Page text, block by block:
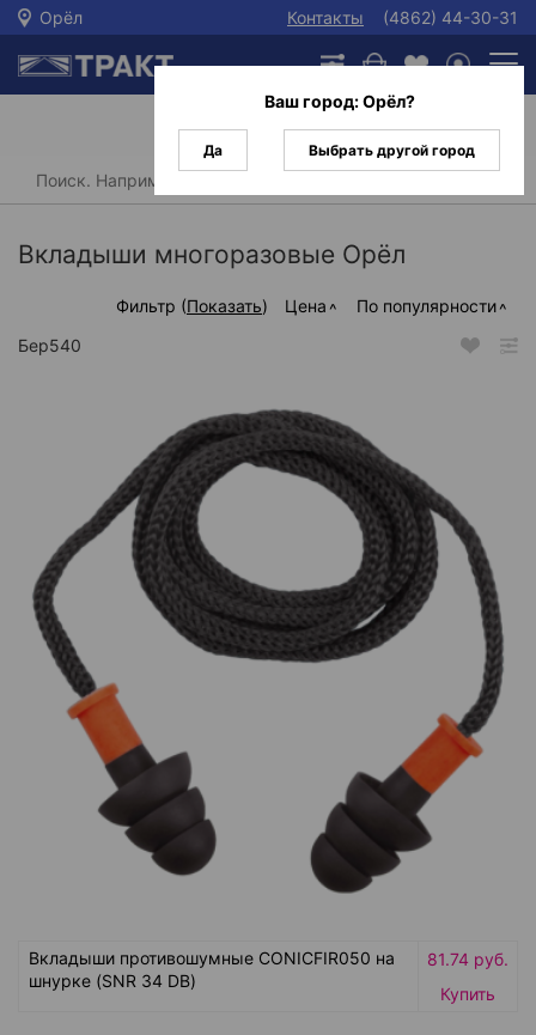
Орёл Контакты (4862) 44-30-31
Главная / / Защита головы, глаз и слуха /
Вкладыши противошумные / Вкладыши многоразовые
Вкладыши многоразовые Орёл
Фильтр (Показать) Цена
По популярности
Бер540
Вкладыши противошумные CONICFIR050 на
шнурке (SNR 34 DB)
81.74 руб.
Купить
Ваш город:Орёл?
Да Выбрать другой город